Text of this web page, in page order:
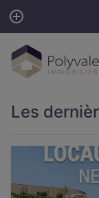
Les